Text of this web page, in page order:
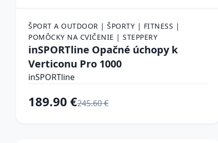
ŠPORT A OUTDOOR | ŠPORTY | FITNESS |
POMÔCKY NA CVIČENIE | STEPPERY
inSPORTline Opačné úchopy k
Verticonu Pro 1000
inSPORTline
189.90 €245.60 €